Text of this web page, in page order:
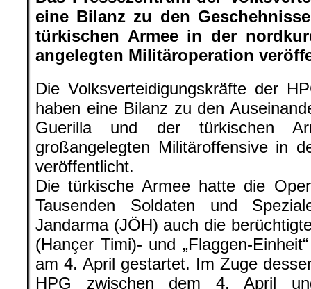
eine Bilanz zu den
türkischen Armee in der
angelegten Militäroperation
Die Volksverteidigungskräfte der
haben eine Bilanz zu den
Guerilla und der türkischen
großangelegten Militäroffensive in
veröffentlicht.
Die türkische Armee hatte die
Tausenden Soldaten und
Jandarma (JÖH) auch die
(Hançer Timi)- und „Flaggen-
am 4. April gestartet. Im Zuge
HPG zwischen dem 4. April